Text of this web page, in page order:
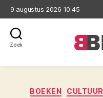
9 augustus 2026 10:45
Zoek
BOEKEN CULTUUR